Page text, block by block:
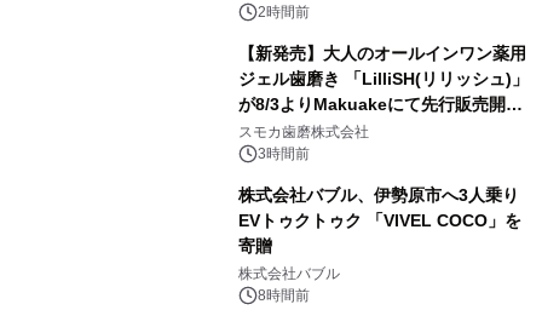
メニューが展開されます
2時間前
【新発売】大人のオールインワン薬用
ジェル歯磨き 「LilliSH(リリッシュ)」
が8/3よりMakuakeにて先行販売開
始！
スモカ歯磨株式会社
3時間前
株式会社バブル、伊勢原市へ3人乗り
EVトゥクトゥク 「VIVEL COCO」を
寄贈
株式会社バブル
8時間前